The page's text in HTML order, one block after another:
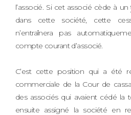
l’associé. Si cet associé cède à un
dans cette société, cette
n’entraînera pas
compte courant d’associé.
C’est cette position qui a été
commerciale de la Cour de
des associés qui avaient cédé la
ensuite assigné la société en